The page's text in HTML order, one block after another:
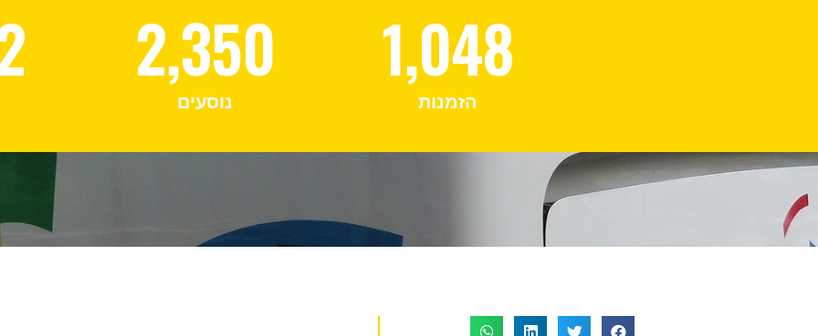
1,048
הזמנות
2,350
נוסעים